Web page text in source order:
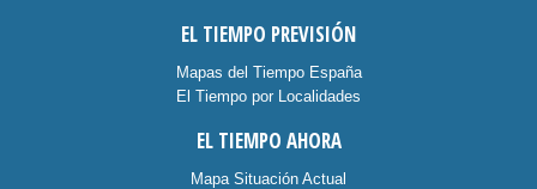
EL TIEMPO PREVISIÓN
Mapas del Tiempo España
El Tiempo por Localidades
EL TIEMPO AHORA
Mapa Situación Actual